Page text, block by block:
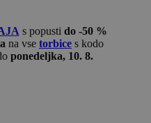
s popusti do -50 %
na vse torbice s kodo
ponedeljka, 10. 8.